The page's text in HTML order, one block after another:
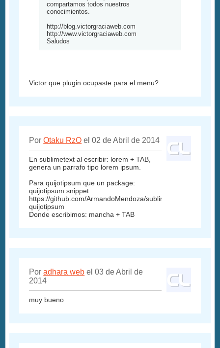
compartamos todos nuestros
conocimientos.
http://blog.victorgraciaweb.com
http://www.victorgraciaweb.com
Saludos
Victor que plugin ocupaste para el menu?
PorOtaku RzO el 02 de Abril de 2014
En sublimetext al escribir: lorem + TAB,
genera un parrafo tipo lorem ipsum.
Para quijotipsum que un package:
quijotipsum snippet
https://github.com/ArmandoMendoza/sublime-
quijotipsum
Donde escribimos: mancha + TAB
Poradhara web el 03 de Abril de
2014
muy bueno